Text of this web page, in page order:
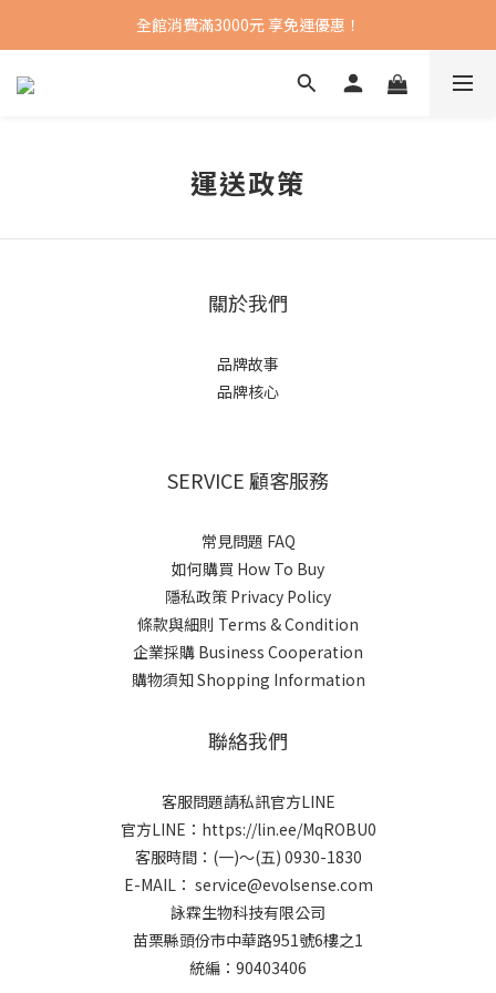
全館消費滿3000元 享免運優惠！
運送政策
關於我們
品牌故事
品牌核心
SERVICE 顧客服務
常見問題 FAQ
如何購買 How To Buy
隱私政策 Privacy Policy
條款與細則 Terms & Condition
企業採購 Business Cooperation
購物須知 Shopping Information
聯絡我們
客服問題請私訊官方LINE
官方LINE： https://lin.ee/MqROBU0
客服時間：(一)～(五) 0930-1830
E-MAIL： service@evolsense.com
詠霖生物科技有限公司
苗栗縣頭份市中華路951號6樓之1
統編：90403406